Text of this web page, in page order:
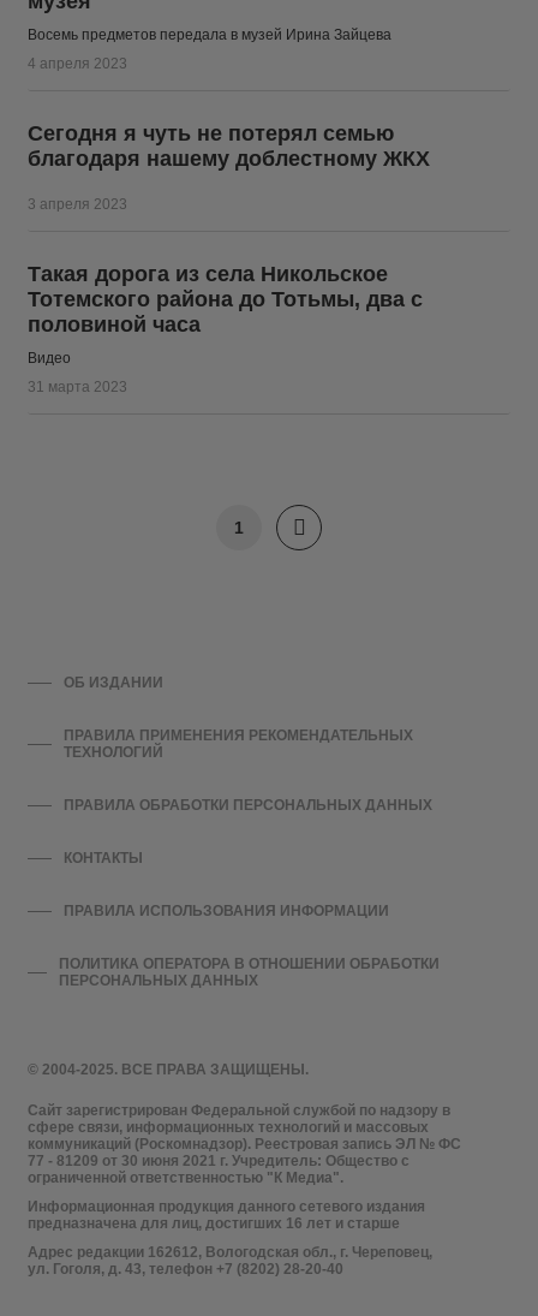
Восемь предметов передала в музей Ирина Зайцева
4 апреля 2023
Сегодня я чуть не потерял семью
благодаря нашему доблестному ЖКХ
3 апреля 2023
Такая дорога из села Никольское
Тотемского района до Тотьмы, два с
половиной часа
Видео
31 марта 2023
1
© 2004-2025. ВСЕ ПРАВА ЗАЩИЩЕНЫ.
Сайт зарегистрирован Федеральной службой по надзору в
сфере связи, информационных технологий и массовых
коммуникаций (Роскомнадзор). Реестровая запись ЭЛ № ФС
77 - 81209 от 30 июня 2021 г. Учредитель: Общество с
ограниченной ответственностью "К Медиа".
Информационная продукция данного сетевого издания
предназначена для лиц, достигших 16 лет и старше
Адрес редакции 162612, Вологодская обл., г. Череповец,
ул. Гоголя, д. 43, телефон +7 (8202) 28-20-40
ОБ ИЗДАНИИ
ПРАВИЛА ПРИМЕНЕНИЯ РЕКОМЕНДАТЕЛЬНЫХ
ТЕХНОЛОГИЙ
ПРАВИЛА ОБРАБОТКИ ПЕРСОНАЛЬНЫХ ДАННЫХ
КОНТАКТЫ
ПРАВИЛА ИСПОЛЬЗОВАНИЯ ИНФОРМАЦИИ
ПОЛИТИКА ОПЕРАТОРА В ОТНОШЕНИИ ОБРАБОТКИ
ПЕРСОНАЛЬНЫХ ДАННЫХ